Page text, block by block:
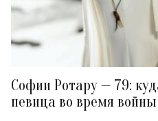
Софии Ротару — 79:
певица во время войны